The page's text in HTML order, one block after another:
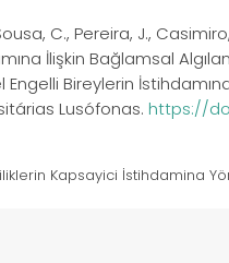
C., Pereira, J.,
İlişkin Bağlamsal
Engelli Bireylerin
Lusófonas. https://
Kapsayici İstihdamina